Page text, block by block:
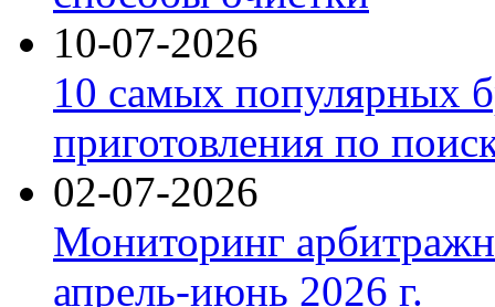
10-07-2026
10 самых популярных
приготовления по
02-07-2026
Мониторинг
апрель-июнь 2026 г.